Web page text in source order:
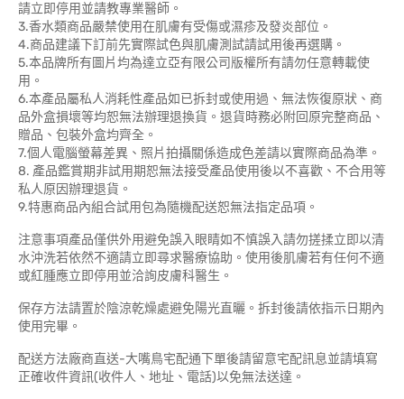
請立即停用並請教專業醫師。
3.香水類商品嚴禁使用在肌膚有受傷或濕疹及發炎部位。
4.商品建議下訂前先實際試色與肌膚測試請試用後再選購。
5.本品牌所有圖片均為達立亞有限公司版權所有請勿任意轉載使
用。
6.本產品屬私人消耗性產品如已拆封或使用過、無法恢復原狀、商
品外盒損壞等均恕無法辦理退換貨。退貨時務必附回原完整商品、
贈品、包裝外盒均齊全。
7.個人電腦螢幕差異、照片拍攝關係造成色差請以實際商品為準。
8. 產品鑑賞期非試用期恕無法接受產品使用後以不喜歡、不合用等
私人原因辦理退貨。
9.特惠商品內組合試用包為隨機配送恕無法指定品項。
注意事項產品僅供外用避免誤入眼睛如不慎誤入請勿搓揉立即以清
水沖洗若依然不適請立即尋求醫療協助。使用後肌膚若有任何不適
或紅腫應立即停用並洽詢皮膚科醫生。
保存方法請置於陰涼乾燥處避免陽光直曬。拆封後請依指示日期內
使用完畢。
配送方法廠商直送-大嘴鳥宅配通下單後請留意宅配訊息並請填寫
正確收件資訊(收件人、地址、電話)以免無法送達。